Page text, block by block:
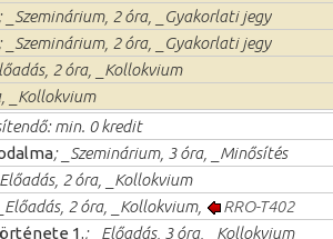
; _Szeminárium, 2 óra, _Gyakorlati jegy
; _Szeminárium, 2 óra, _Gyakorlati jegy
2 óra, _Kollokvium
_Kollokvium
min. 0 kredit
; _Szeminárium, 3 óra, _Minősítés
2 óra, _Kollokvium
2 óra, _Kollokvium,
RRO-T402
1.; _Előadás, 3 óra, _Kollokvium